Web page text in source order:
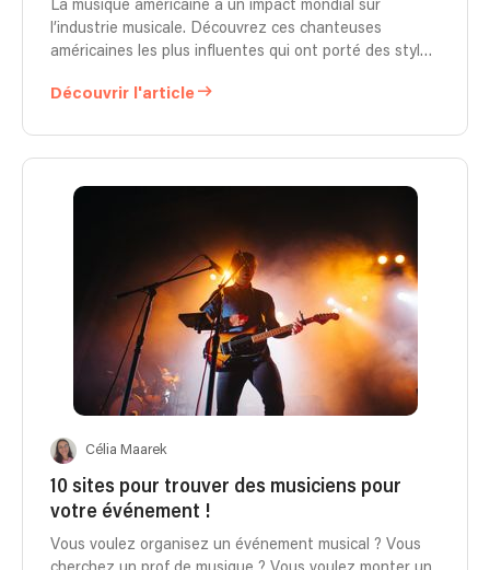
La musique américaine a un impact mondial sur
l’industrie musicale. Découvrez ces chanteuses
américaines les plus influentes qui ont porté des styles
Découvrir l'article
Célia Maarek
10 sites pour trouver des musiciens pour
votre événement !
Vous voulez organisez un événement musical ? Vous